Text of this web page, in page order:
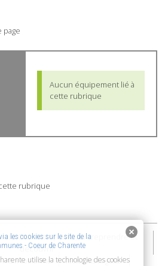
page
Aucun équipement lié à
cette rubrique
rubrique
de Charente | Vivre, entreprendre et
découvrir
: non conforme Mentions Légales
les cookies sur le site de la
- Coeur de Charente
utilise la technologie des cookies